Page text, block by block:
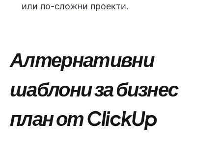
или по-сложни проекти.
Алтернативни
шаблони за бизнес
план от ClickUp